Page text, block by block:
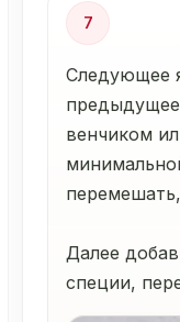
7
Следующее
венчиком
Далее
специи,